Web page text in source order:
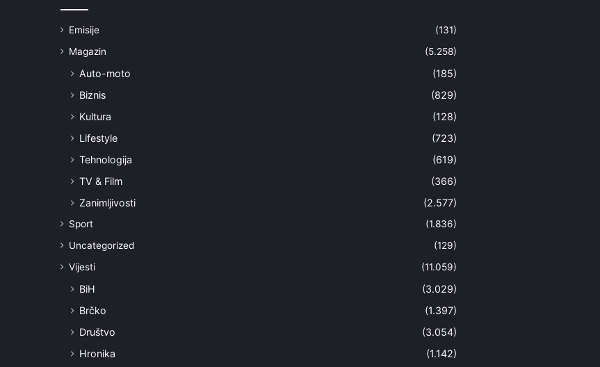
Emisije
(131)
Magazin
(5.258)
Auto-moto
(185)
Biznis
(829)
Kultura
(128)
Lifestyle
(723)
Tehnologija
(619)
TV & Film
(366)
Zanimljivosti
(2.577)
Sport
(1.836)
Uncategorized
(129)
Vijesti
(11.059)
BiH
(3.029)
Brčko
(1.397)
Društvo
(3.054)
Hronika
(1.142)